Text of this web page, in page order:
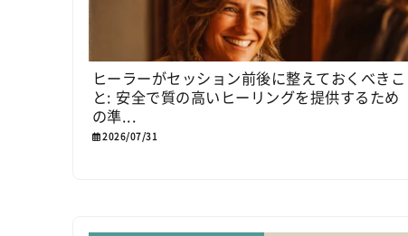
ヒーラーがセッション前後に整えておくべきこ
と: 安全で質の高いヒーリングを提供するため
の準...
2026/07/31